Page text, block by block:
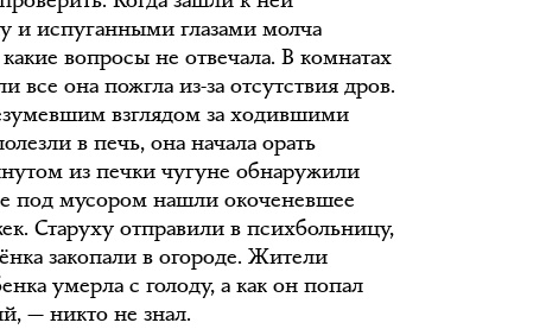
и испуганными глазами молча
вопросы не отвечала. В комнатах
все она пожгла из-за отсутствия дров.
взглядом за ходившими
в печь, она начала орать
из печки чугуне обнаружили
под мусором нашли окоченевшее
Старуху отправили в психбольницу,
закопали в огороде. Жители
умерла с голоду, а как он попал
— никто не знал.